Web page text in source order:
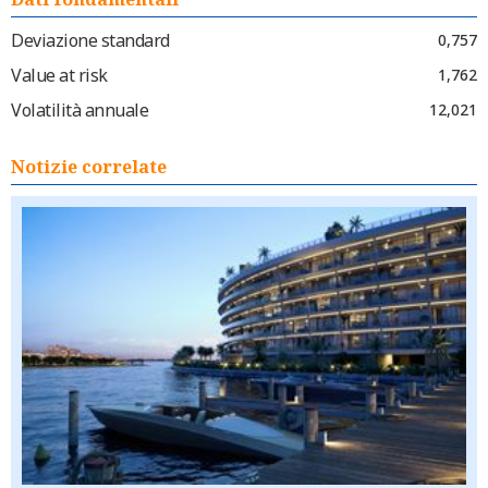
Deviazione standard
0,757
Value at risk 1,762
Volatilità annuale 12,021
Notizie correlate